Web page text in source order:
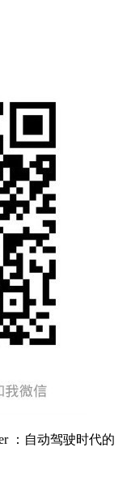
：自动驾驶时代的